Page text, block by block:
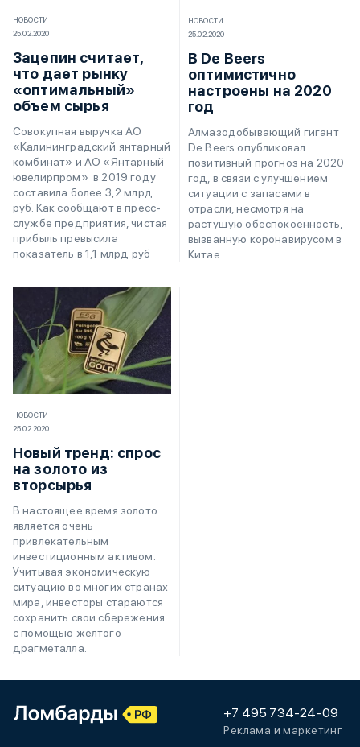
НОВОСТИ
25.02.2020
Зацепин считает,
что дает рынку
«оптимальный»
объем сырья
Совокупная выручка АО
«Калининградский янтарный
комбинат» и АО «Янтарный
ювелирпром» в 2019 году
составила более 3,2 млрд
руб. Как сообщают в пресс-
службе предприятия, чистая
прибыль превысила
показатель в 1,1 млрд руб
НОВОСТИ
25.02.2020
В De Beers
оптимистично
настроены на 2020
год
Алмазодобывающий гигант
De Beers опубликовал
позитивный прогноз на 2020
год, в связи с улучшением
ситуации с запасами в
отрасли, несмотря на
растущую обеспокоенность,
вызванную коронавирусом в
Китае
НОВОСТИ
25.02.2020
Новый тренд: спрос
на золото из
вторсырья
В настоящее время золото
является очень
привлекательным
инвестиционным активом.
Учитывая экономическую
ситуацию во многих странах
мира, инвесторы стараются
сохранить свои сбережения
с помощью жёлтого
драгметалла.
+7 495 734-24-09
Реклама и маркетинг